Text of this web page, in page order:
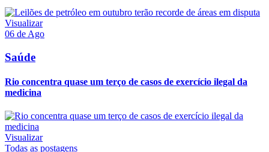
Visualizar
06 de Ago
Saúde
Rio concentra quase um terço de casos de exercício ilegal da
medicina
Visualizar
Todas as postagens